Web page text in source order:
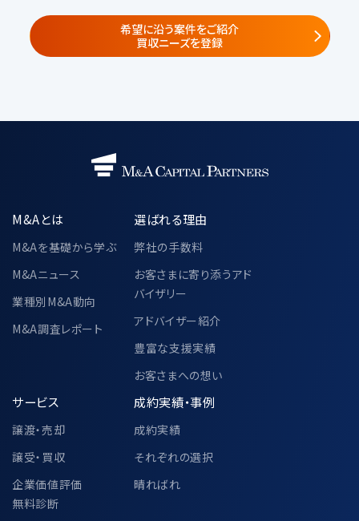
（https://www.mirai-fp.co.jp/）
②共同サービス提供者・共同セミナー企
氏名、電話番号、メールアドレス、所属企
共同利用の目的
・「3.個人情報の利用目的」に記載され
当該個人データの管理責任者
〒104-0028
東京都中央区八重洲二丁目2番1号 東
京ミッドタウン八重洲 八重洲セントラル
タワー 36階
M&Aキャピタルパートナーズ株式会社
代表取締役 中村 悟
6-2.個人情報の共同利用②
希望に沿う案件をご紹介
買収ニーズを登録
M&Aとは
M&Aを基礎から学ぶ
M&Aニュース
業種別M&A動向
M&A調査レポート
選ばれる理由
弊社の手数料
お客さまに寄り添うアド
バイザリー
アドバイザー紹介
豊富な支援実績
お客さまへの想い
サービス
譲渡・売却
譲受・買収
企業価値評価
無料診断
成約実績・事例
成約実績
それぞれの選択
晴ればれ